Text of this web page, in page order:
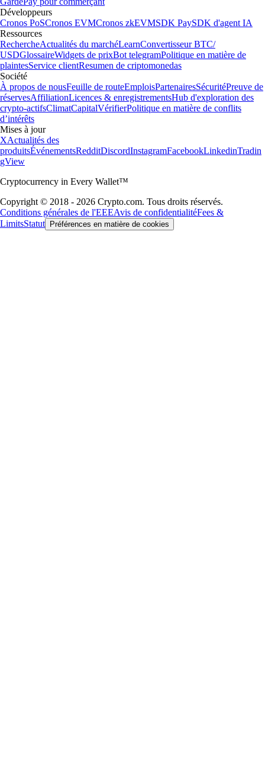
Développeurs
Cronos PoSCronos EVMCronos zkEVMSDK PaySDK d'agent IA
Ressources
RechercheActualités du marchéLearnConvertisseur BTC/
USDGlossaireWidgets de prixBot telegramPolitique en matière de
plaintesService clientResumen de criptomonedas
Société
À propos de nousFeuille de routeEmploisPartenairesSécuritéPreuve de
réservesAffiliationLicences & enregistrementsHub d'exploration des
crypto-actifsClimatCapitalVérifierPolitique en matière de conflits
d’intérêts
Mises à jour
XActualités des
produitsÉvénementsRedditDiscordInstagramFacebookLinkedinTradin
gView
Cryptocurrency in Every Wallet™
Copyright © 2018 - 2026 Crypto.com. Tous droits réservés.
Conditions générales de l'EEEAvis de confidentialitéFees &
LimitsStatut Préférences en matière de cookies